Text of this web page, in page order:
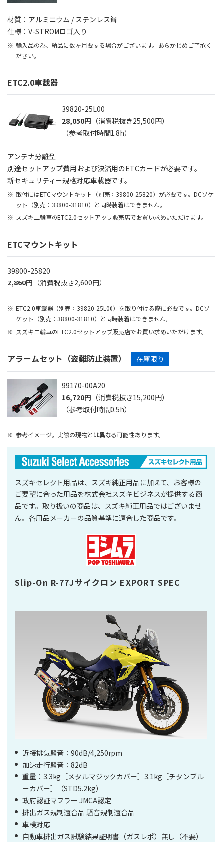
材質：アルミニウム / ステンレス鋼
仕様：V-STROMロゴ入り
輸入品の為、納品に数ヶ月要する場合がございます。あらかじめご了承く
ださい。
ETC2.0車載器
39820-25L00
28,050円 （消費税抜き25,500円）
（参考取付時間1.8h）
アンテナ分離型
別途セットアップ費用および決済用のETCカードが必要です。
新セキュリティー規格対応車載器です。
取付にはETCマウントキット（別売：39800-25820）が必要です。DCソケ
ット（別売：38800-31810）と同時装着はできません。
スズキ二輪車のETC2.0セットアップ販売店でお買い求めいただけます。
ETCマウントキット
39800-25820
2,860円 （消費税抜き2,600円）
ETC2.0車載器（別売：39820-25L00）を取り付ける際に必要です。DCソ
ケット（別売：38800-31810）と同時装着はできません。
スズキ二輪車のETC2.0セットアップ販売店でお買い求めいただけます。
アラームセット（盗難防止装置） 在庫限り
99170-00A20
16,720円 （消費税抜き15,200円）
（参考取付時間0.5h）
参考イメージ。実際の現物とは異なる可能性あります。
スズキセレクト用品は、スズキ純正用品に加えて、お客様の
ご要望に合った用品を株式会社スズキビジネスが提供する商
品です。取り扱いの商品は、スズキ純正用品ではございませ
ん。各用品メーカーの品質基準に適合した商品です。
Slip-On R-77Jサイクロン EXPORT SPEC
近接排気騒音：90dB/4,250rpm
加速走行騒音：82dB
重量：3.3kg［メタルマジックカバー］3.1kg［チタンブル
ーカバー］（STD5.2kg）
政府認証マフラー JMCA認定
排出ガス規制適合品 騒音規制適合品
車検対応
自動車排出ガス試験結果証明書（ガスレポ）無し（不要）